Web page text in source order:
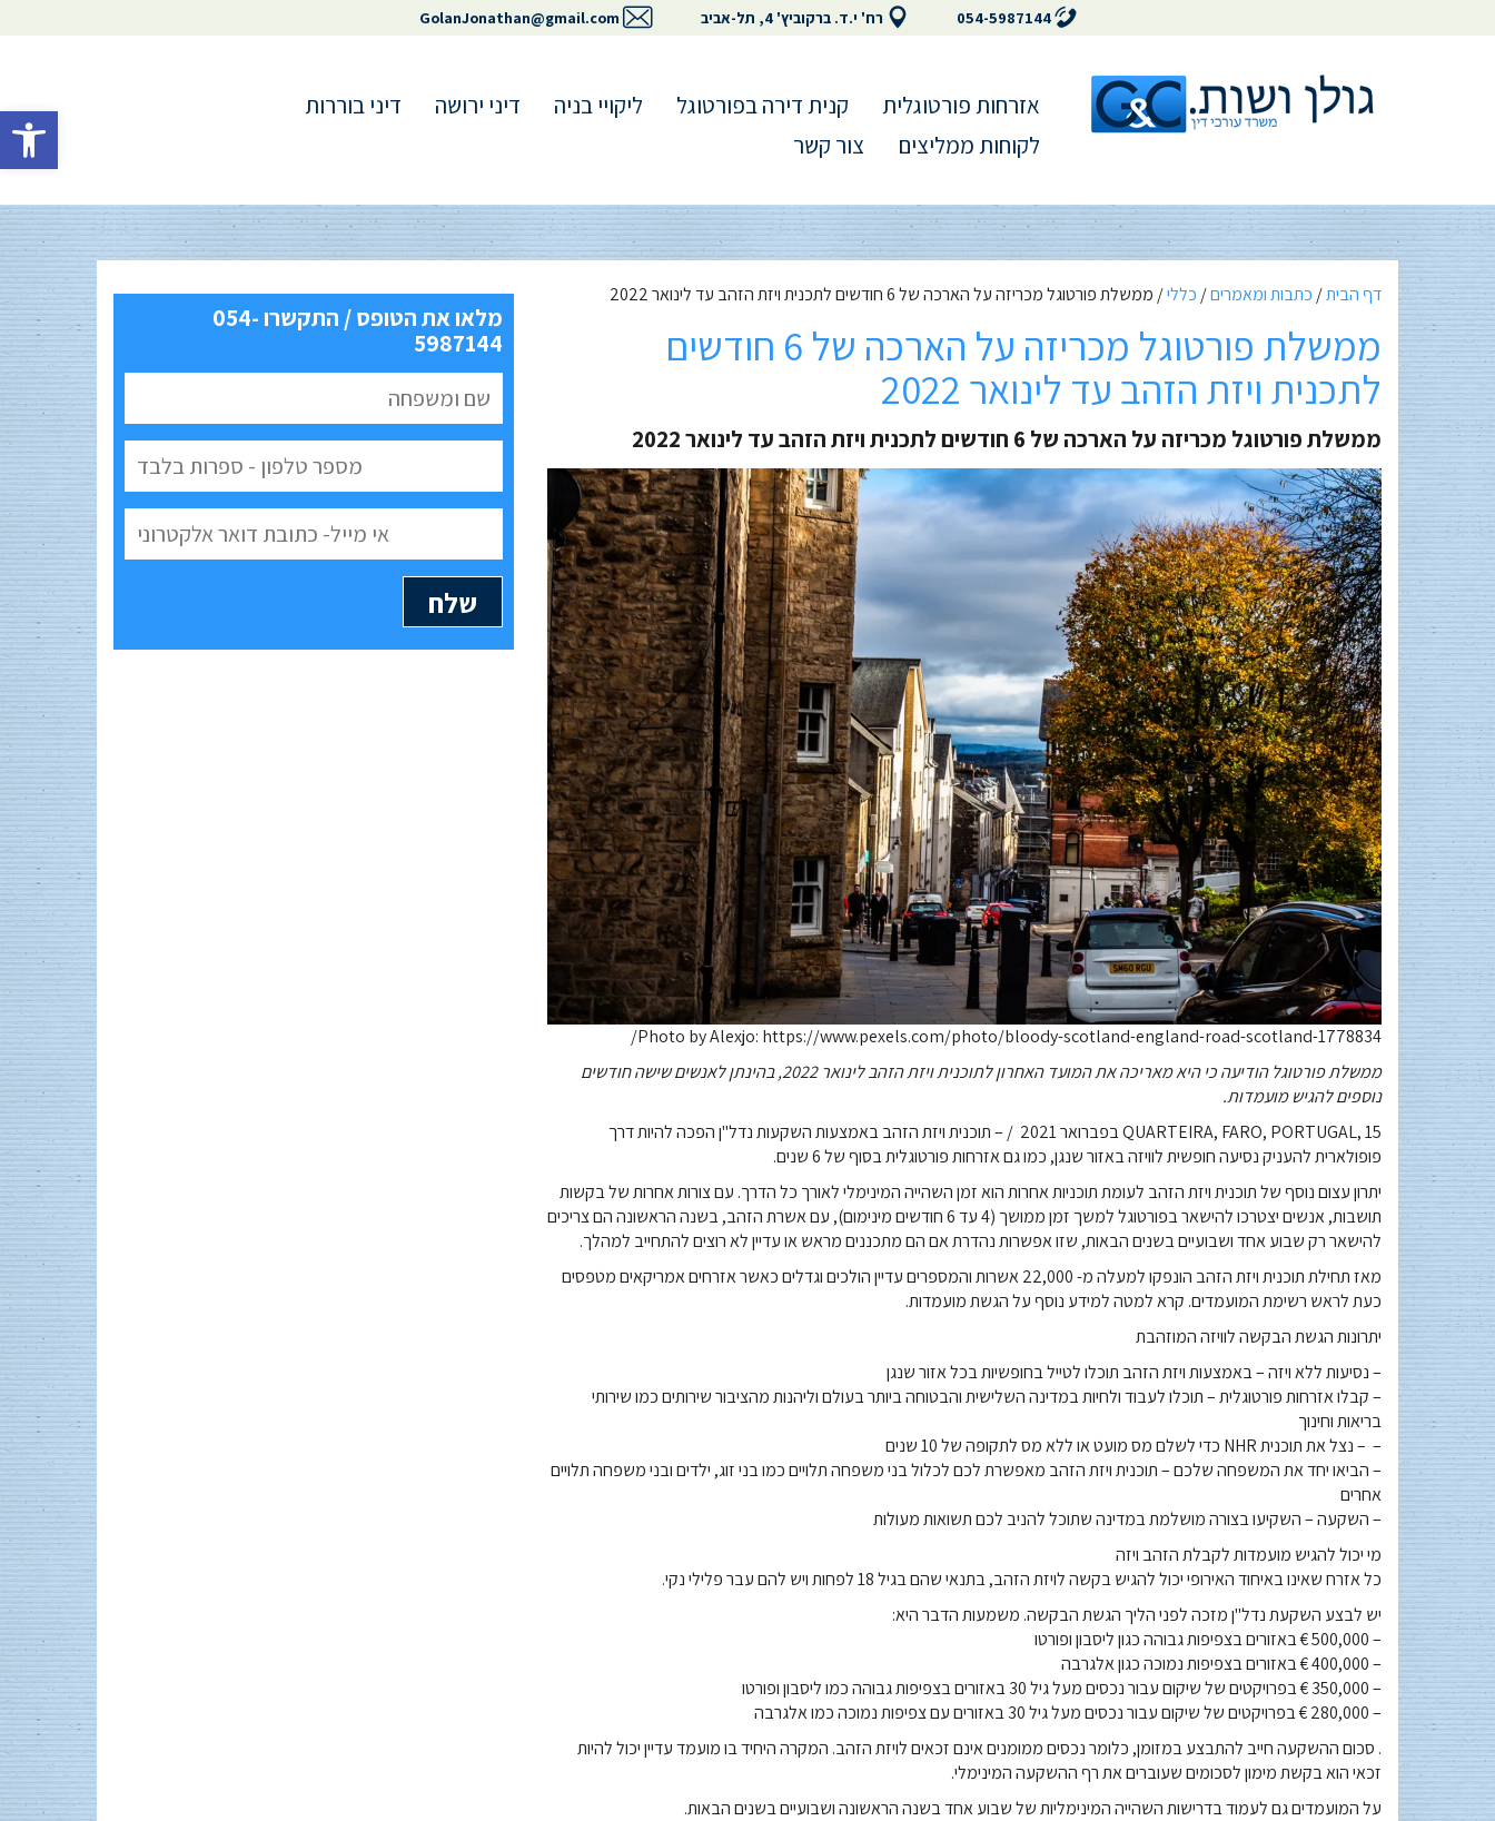
פתח
054-5987144 רח' י.ד. ברקוביץ' 4, תל-אביב GolanJonathan@gmail.com
אזרחות פורטוגלית קנית דירה בפורטוגל ליקויי בניה דיני ירושה
דיני בוררות
לקוחות ממליצים
צור קשר
דף הבית/ כתבות ומאמרים/ כללי/ ממשלת פורטוגל מכריזה על הארכה של 6 חודשים לתכנית ויזת הזהב עד לינואר 2022
ממשלת פורטוגל מכריזה על הארכה של 6 חודשים
לתכנית ויזת הזהב עד לינואר 2022
ממשלת פורטוגל מכריזה על הארכה של 6 חודשים לתכנית ויזת הזהב עד לינואר 2022
Photo by Alexjo: https://www.pexels.com/photo/bloody-scotland-england-road-scotland-1778834/
ממשלת פורטוגל הודיעה כי היא מאריכה את המועד האחרון לתוכנית ויזת הזהב לינואר 2022, בהינתן לאנשים שישה חודשים
נוספים להגיש מועמדות.
QUARTEIRA, FARO, PORTUGAL, 15 בפברואר 2021
/ – תוכנית ויזת הזהב באמצעות השקעות נדל"ן הפכה להיות דרך
פופולארית להעניק נסיעה חופשית לוויזה באזור שנגן, כמו גם אזרחות פורטוגלית בסוף של 6 שנים.
יתרון עצום נוסף של תוכנית ויזת הזהב לעומת תוכניות אחרות הוא זמן השהייה המינימלי לאורך כל הדרך. עם צורות אחרות של בקשות
תושבות, אנשים יצטרכו להישאר בפורטוגל למשך זמן ממושך (4 עד 6 חודשים מינימום), עם אשרת הזהב, בשנה הראשונה הם צריכים
להישאר רק שבוע אחד ושבועיים בשנים הבאות, שזו אפשרות נהדרת אם הם מתכננים מראש או עדיין לא רוצים להתחייב למהלך.
מאז תחילת תוכנית ויזת הזהב הונפקו למעלה מ- 22,000 אשרות והמספרים עדיין הולכים וגדלים כאשר אזרחים אמריקאים מטפסים
כעת לראש רשימת המועמדים. קרא למטה למידע נוסף על הגשת מועמדות.
יתרונות הגשת הבקשה לוויזה המוזהבת
– נסיעות ללא ויזה – באמצעות ויזת הזהב תוכלו לטייל בחופשיות בכל אזור שנגן
– קבלו אזרחות פורטוגלית – תוכלו לעבוד ולחיות במדינה השלישית והבטוחה ביותר בעולם וליהנות מהציבור שירותים כמו שירותי
בריאות וחינוך
– – נצל את תוכנית NHR כדי לשלם מס מועט או ללא מס לתקופה של 10 שנים
– הביאו יחד את המשפחה שלכם – תוכנית ויזת הזהב מאפשרת לכם לכלול בני משפחה תלויים כמו בני זוג, ילדים ובני משפחה תלויים
אחרים
– השקעה – השקיעו בצורה מושלמת במדינה שתוכל להניב לכם תשואות מעולות
מי יכול להגיש מועמדות לקבלת הזהב ויזה
כל אזרח שאינו באיחוד האירופי יכול להגיש בקשה לויזת הזהב, בתנאי שהם בגיל 18 לפחות ויש להם עבר פלילי נקי.
יש לבצע השקעת נדל"ן מזכה לפני הליך הגשת הבקשה. משמעות הדבר היא:
– 500,000 € באזורים בצפיפות גבוהה כגון ליסבון ופורטו
– 400,000 € באזורים בצפיפות נמוכה כגון אלגרבה
– 350,000 € בפרויקטים של שיקום עבור נכסים מעל גיל 30 באזורים בצפיפות גבוהה כמו ליסבון ופורטו
– 280,000 € בפרויקטים של שיקום עבור נכסים מעל גיל 30 באזורים עם צפיפות נמוכה כמו אלגרבה
. סכום ההשקעה חייב להתבצע במזומן, כלומר נכסים ממומנים אינם זכאים לויזת הזהב. המקרה היחיד בו מועמד עדיין יכול להיות
זכאי הוא בקשת מימון לסכומים שעוברים את רף ההשקעה המינימלי.
על המועמדים גם לעמוד בדרישות השהייה המינימליות של שבוע אחד בשנה הראשונה ושבועיים בשנים הבאות.
מלאו את הטופס / התקשרו 054-
5987144